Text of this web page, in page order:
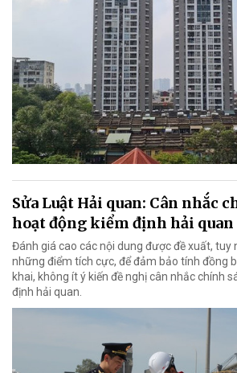
Sửa Luật Hải quan: Cân nhắc
hoạt động kiểm định hải quan
Đánh giá cao các nội dung được đề xuất, tuy
những điểm tích cực, để đảm bảo tính đồng
khai, không ít ý kiến đề nghị cân nhắc chính
định hải quan.